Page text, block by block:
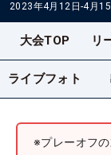
2023年4月12日-4月
大会TOP リ
ライブフォト
※プレーオフの